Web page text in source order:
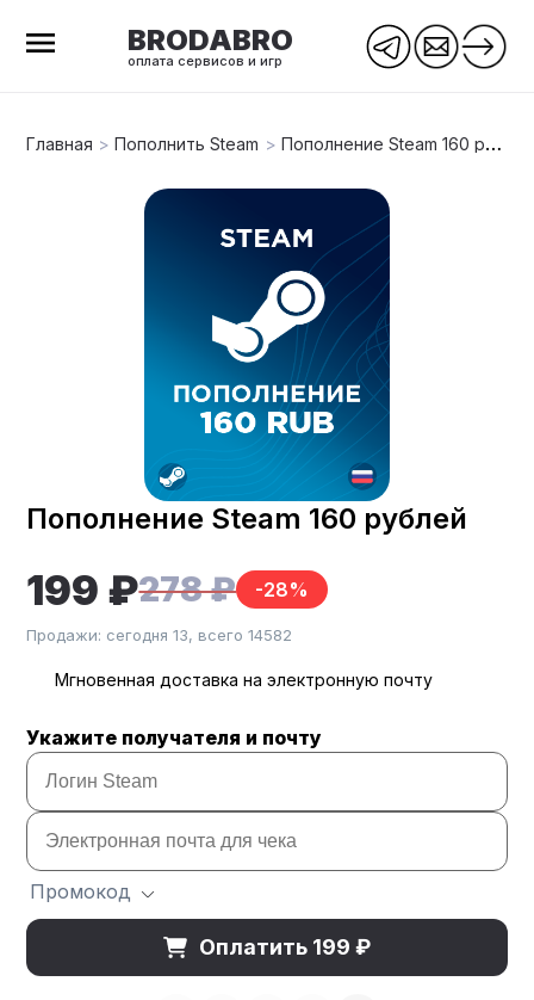
BRODABRO
оплата сервисов и игр
Главная >Пополнить Steam >Пополнение Steam 160 рублей
Пополнение Steam 160 рублей
199 ₽278 ₽ -28%
Продажи: сегодня 13, всего 14582
Мгновенная доставка на электронную почту
Укажите получателя и почту
Промокод
Оплатить 199 ₽